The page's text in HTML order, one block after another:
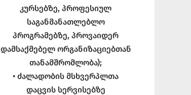
კურსებზე, პროფესიულ
საგანმანათლებლო
პროგრამებზე, პროვაიდერ
დამსაქმებელ ორგანიზაციებთან
თანამშრომლობა);
• ძალადობის მსხვერპლთა
დაცვის სერვისებზე